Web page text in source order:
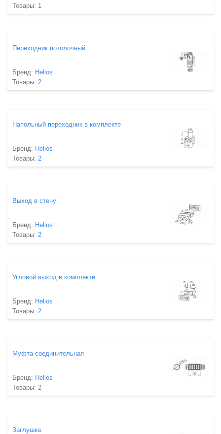
Товары: 1
Переходник потолочный
Бренд: Helios
Товары: 2
Напольный переходник в комплекте
Бренд: Helios
Товары: 2
Выход в стену
Бренд: Helios
Товары: 2
Угловой выход в комплекте
Бренд: Helios
Товары: 2
Муфта соединительная
Бренд: Helios
Товары: 2
Заглушка